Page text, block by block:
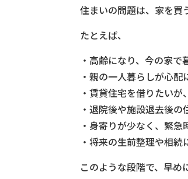
住まいの問題は、家を買
たとえば、
・高齢になり、今の家
・親の一人暮らしが心配
・賃貸住宅を借りたい
・退院後や施設退去後の
・身寄りが少なく、緊急
・将来の生前整理や相
このような段階で、早め